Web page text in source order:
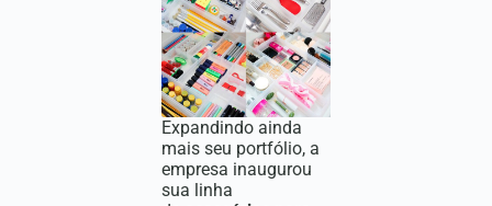
Expandindo ainda
mais seu portfólio, a
empresa inaugurou
sua linha